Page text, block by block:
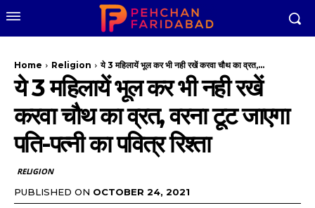
Home Religion ये 3 महिलायें भूल कर भी नही रखें करवा चौथ का व्रत,...
ये 3 महिलायें भूल कर भी नही रखें
करवा चौथ का व्रत, वरना टूट जाएगा
पति-पत्नी का पवित्र रिश्ता
RELIGION
PUBLISHED ON OCTOBER 24, 2021